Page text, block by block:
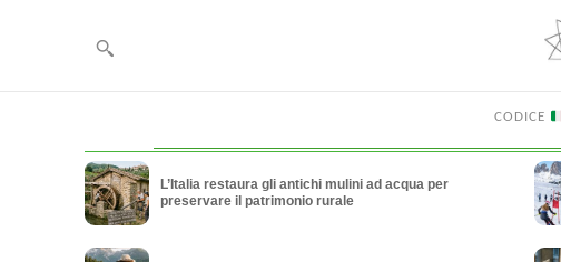
CODICE
L’Italia restaura gli antichi mulini ad acqua per
preservare il patrimonio rurale